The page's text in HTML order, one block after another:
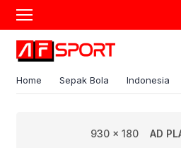
Home Sepak Bola Indonesia
930 x 180 AD